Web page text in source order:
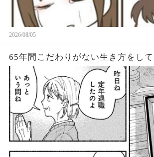
2026/08/05
65年間こだわりがない生き方をし